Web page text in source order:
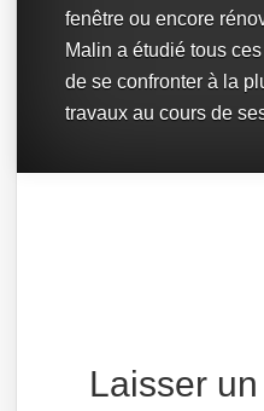
fenêtre ou encore
Malin a étudié tous
de se confronter à la
travaux au cours de
Laisser